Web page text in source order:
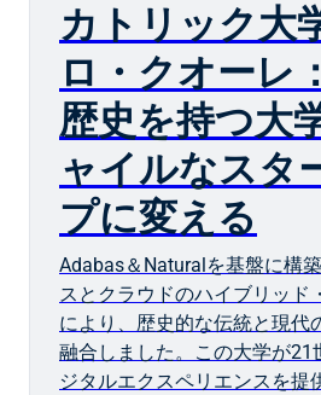
カトリック大
ロ・クオーレ
歴史を持つ大
ャイルなスタ
プに変える
Adabas＆Naturalを基盤に構
スとクラウドのハイブリッド
により、歴史的な伝統と現代
融合しました。この大学が21
ジタルエクスペリエンスを提